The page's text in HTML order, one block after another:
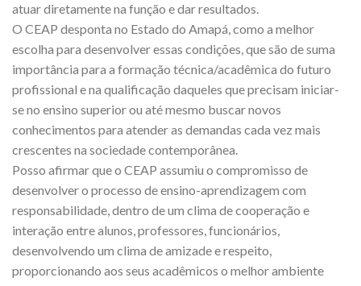
atuar diretamente na função e dar resultados.
O CEAP desponta no Estado do Amapá, como a melhor
escolha para desenvolver essas condições, que são de suma
importância para a formação técnica/acadêmica do futuro
profissional e na qualificação daqueles que precisam iniciar-
se no ensino superior ou até mesmo buscar novos
conhecimentos para atender as demandas cada vez mais
crescentes na sociedade contemporânea.
Posso afirmar que o CEAP assumiu o compromisso de
desenvolver o processo de ensino-aprendizagem com
responsabilidade, dentro de um clima de cooperação e
interação entre alunos, professores, funcionários,
desenvolvendo um clima de amizade e respeito,
proporcionando aos seus acadêmicos o melhor ambiente